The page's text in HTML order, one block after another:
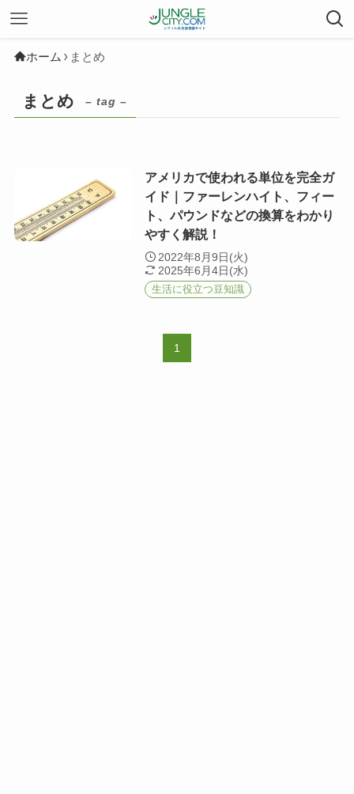
ホーム まとめ
まとめ – tag –
アメリカで使われる単位を完全ガ
イド｜ファーレンハイト、フィー
ト、パウンドなどの換算をわかり
やすく解説！
2022年8月9日(火)
2025年6月4日(水)
生活に役立つ豆知識
1